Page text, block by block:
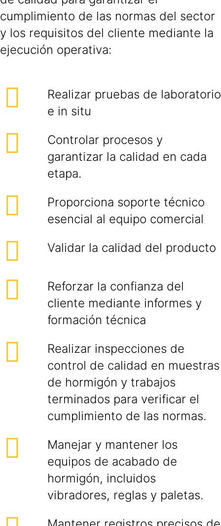
cumplimiento de las normas del sector
y los requisitos del cliente mediante la
ejecución operativa:
Realizar pruebas de laboratorio
e in situ
Controlar procesos y
garantizar la calidad en cada
etapa.
Proporciona soporte técnico
esencial al equipo comercial
Validar la calidad del producto
Reforzar la confianza del
cliente mediante informes y
formación técnica
Realizar inspecciones de
control de calidad en muestras
de hormigón y trabajos
terminados para verificar el
cumplimiento de las normas.
Manejar y mantener los
equipos de acabado de
hormigón, incluidos
vibradores, reglas y paletas.